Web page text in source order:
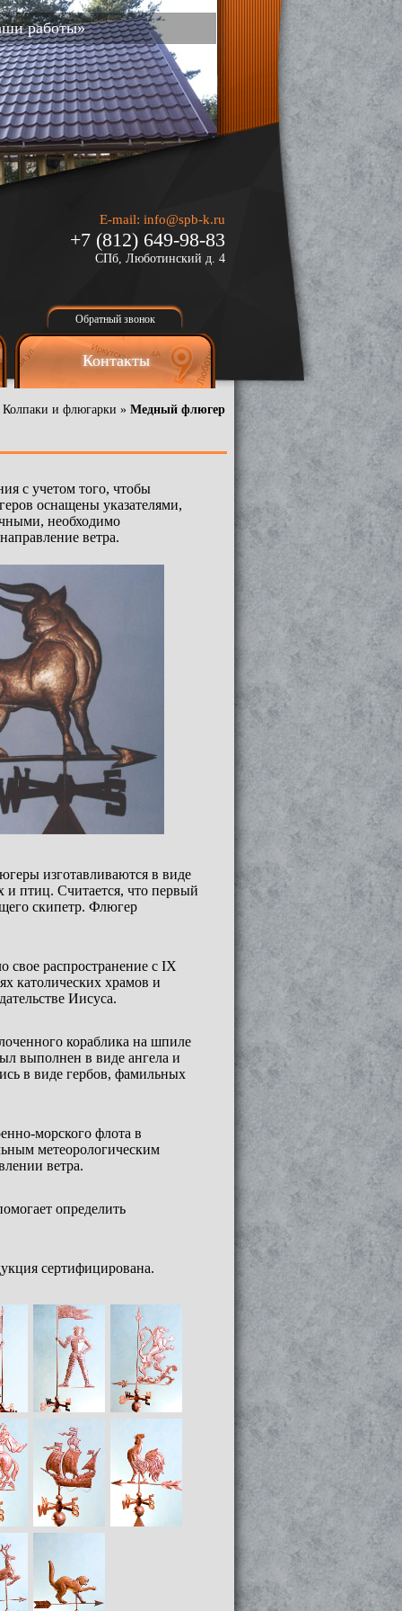
работы»
Обратный звонок
E-mail: info@spb-k.ru
+7 (812) 649-98-83
СПб, Люботинский д. 4
Контакты
Колпаки и флюгарки » Медный флюгер
с учетом того, чтобы
оснащены указателями,
необходимо
ветра.
изготавливаются в виде
и птиц. Считается, что первый
скипетр. Флюгер
свое распространение с IX
католических храмов и
Иисуса.
кораблика на шпиле
выполнен в виде ангела и
в виде гербов, фамильных
морского флота в
метеорологическим
ветра.
определить
сертифицирована.